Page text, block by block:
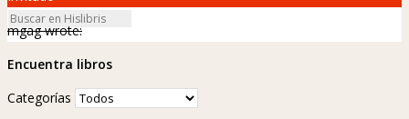
mgag wrote:
Encuentra libros
Categorías